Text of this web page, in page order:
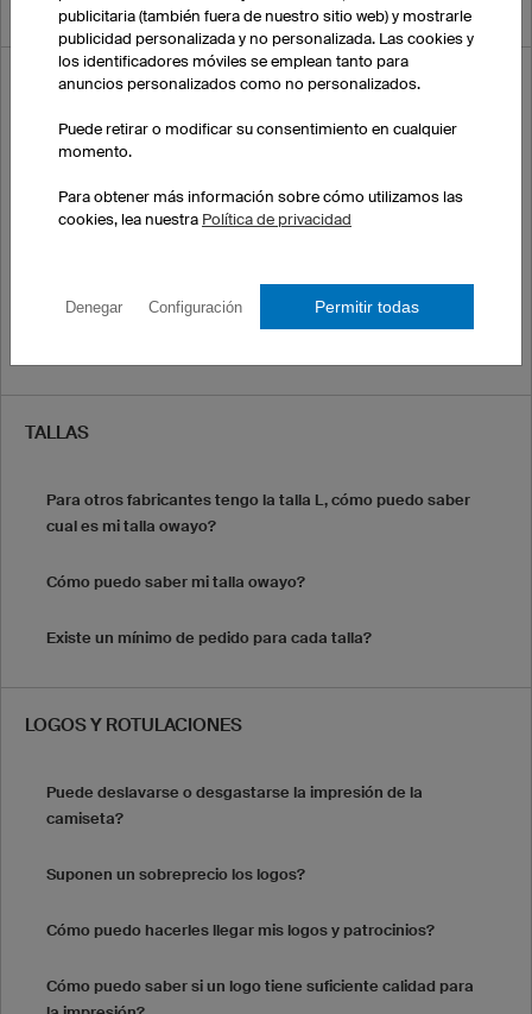
COLORES
Puede deslavarse o desgastarse el color de la camiseta?
Cómo son exactamente los colores de la pantalla?
Puedo harmonizar los colores de mis logos y los de mi
TALLAS
Para otros fabricantes tengo la talla L, cómo puedo saber
cual es mi talla owayo?
Cómo puedo saber mi talla owayo?
Existe un mínimo de pedido para cada talla?
LOGOS Y ROTULACIONES
Puede deslavarse o desgastarse la impresión de la
camiseta?
Suponen un sobreprecio los logos?
Cómo puedo hacerles llegar mis logos y patrocinios?
Cómo puedo saber si un logo tiene suficiente calidad para
publicitaria (también fuera de nuestro sitio web) y mostrarle
publicidad personalizada y no personalizada. Las cookies y
los identificadores móviles se emplean tanto para
anuncios personalizados como no personalizados.
Puede retirar o modificar su consentimiento en cualquier
momento.
Para obtener más información sobre cómo utilizamos las
cookies, lea nuestra Política de privacidad
Denegar Configuración Permitir todas